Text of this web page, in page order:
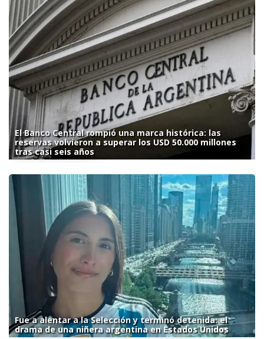
El Banco Central rompió una marca histórica: las
reservas volvieron a superar los USD 50.000 millones
tras casi seis años
Fue a alentar a la Selección y terminó detenida: el
drama de una niñera argentina en Estados Unidos